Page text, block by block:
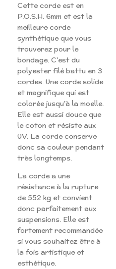
Cette corde est en
P.O.S.H. 6mm et est la
meilleure corde
synthétique que vous
trouverez pour le
bondage. C'est du
polyester filé battu en 3
cordes. Une corde solide
et magnifique qui est
colorée jusqu'à la moelle.
Elle est aussi douce que
le coton et résiste aux
UV. La corde conserve
donc sa couleur pendant
très longtemps.
La corde a une
résistance à la rupture
de 552 kg et convient
donc parfaitement aux
suspensions. Elle est
fortement recommandée
si vous souhaitez être à
la fois artistique et
esthétique.